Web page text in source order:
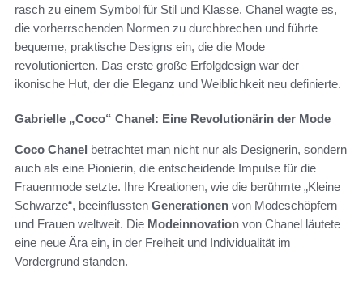
rasch zu einem Symbol für Stil und Klasse. Chanel wagte es,
die vorherrschenden Normen zu durchbrechen und führte
bequeme, praktische Designs ein, die die Mode
revolutionierten. Das erste große Erfolgdesign war der
ikonische Hut, der die Eleganz und Weiblichkeit neu definierte.
Gabrielle „Coco“ Chanel: Eine Revolutionärin der Mode
Coco Chanel betrachtet man nicht nur als Designerin, sondern
auch als eine Pionierin, die entscheidende Impulse für die
Frauenmode setzte. Ihre Kreationen, wie die berühmte „Kleine
Schwarze“, beeinflussten Generationen von Modeschöpfern
und Frauen weltweit. Die Modeinnovation von Chanel läutete
eine neue Ära ein, in der Freiheit und Individualität im
Vordergrund standen.